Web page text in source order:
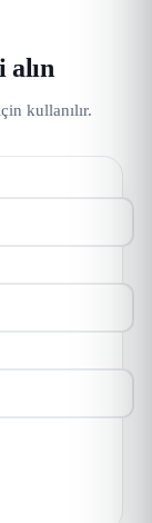
alın
kullanılır.